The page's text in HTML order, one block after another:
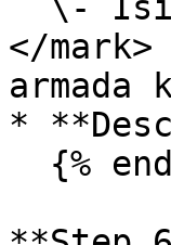
</
armada
*